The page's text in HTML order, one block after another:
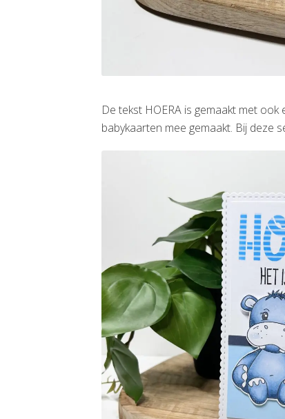
De tekst HOERA is gemaakt met
babykaarten mee gemaakt. Bij deze